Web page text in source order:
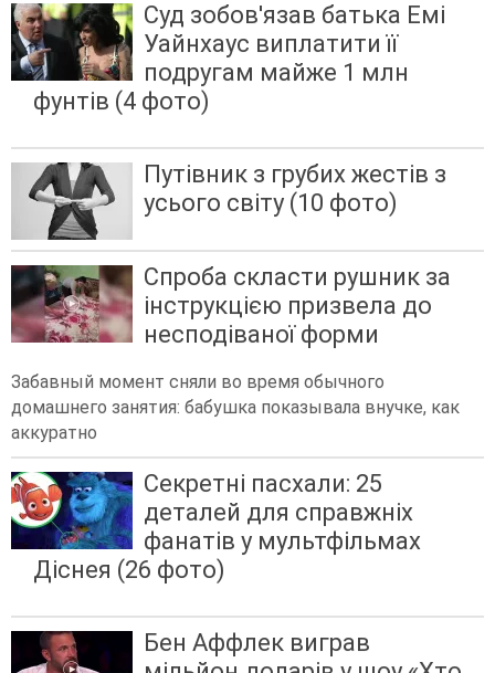
Суд зобов'язав батька Емі
Уайнхаус виплатити її
подругам майже 1 млн
фунтів (4 фото)
Путівник з грубих жестів з
усього світу (10 фото)
Спроба скласти рушник за
інструкцією призвела до
несподіваної форми
Забавный момент сняли во время обычного
домашнего занятия: бабушка показывала внучке, как
аккуратно
Секретні пасхали: 25
деталей для справжніх
фанатів у мультфільмах
Діснея (26 фото)
Бен Аффлек виграв